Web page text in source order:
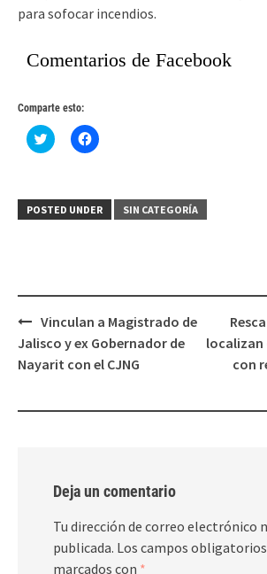
para sofocar incendios.
Comentarios de Facebook
Comparte esto:
Haz
clic
(Se
abre
Haz
clic
(Se
abre
POSTED UNDER SIN CATEGORÍA
Post
navigation
Vinculan a Magistrado de
Jalisco y ex Gobernador de
Nayarit con el CJNG
localizan
con
Deja un comentario
Tu dirección de correo electrónico
publicada. Los campos
marcados con *